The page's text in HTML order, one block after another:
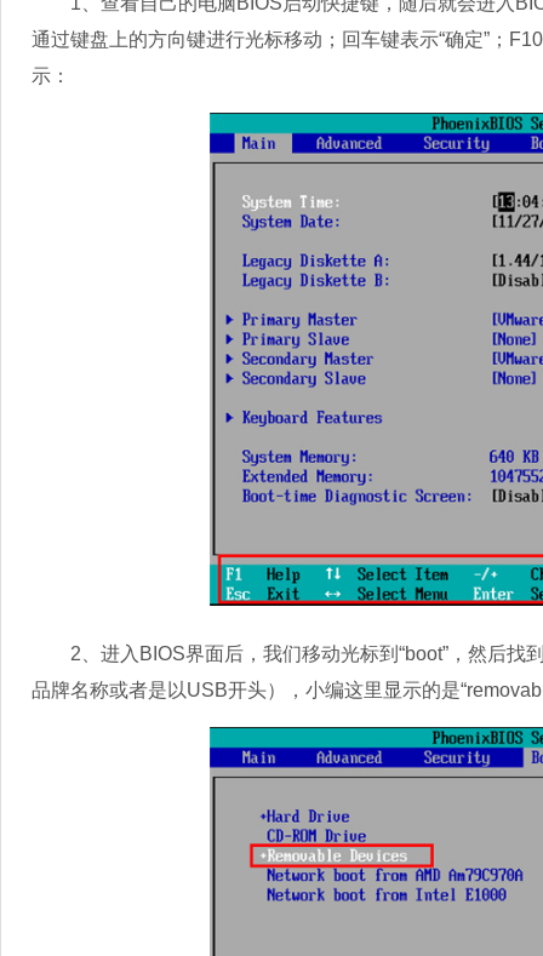
通过键盘上的方向键进行光标移动；回车键表示“确定”；
示：
2、进入BIOS界面后，我们移动光标到“boot”，然后找
品牌名称或者是以USB开头），小编这里显示的是